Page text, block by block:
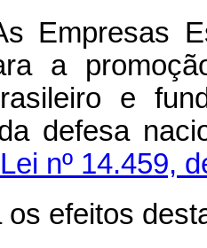
Empresas
a
e
defesa
nº 14.459,
os efeitos